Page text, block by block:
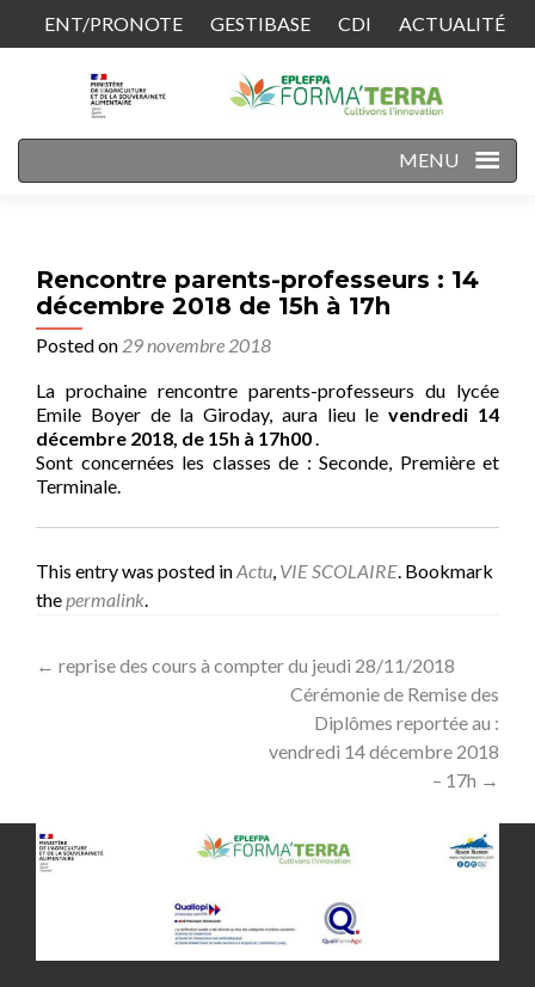
ENT/PRONOTE GESTIBASE CDI ACTUALITÉ
MENU
Rencontre parents-professeurs : 14
décembre 2018 de 15h à 17h
Posted on 29 novembre 2018
La prochaine rencontre parents-professeurs du lycée
Emile Boyer de la Giroday, aura lieu levendredi 14
décembre 2018, de 15h à 17h00.
Sont concernées les classes de : Seconde, Première et
Terminale.
This entry was posted inActu, VIE SCOLAIRE. Bookmark
thepermalink.
Post
← reprise des cours à compter du jeudi 28/11/2018
Cérémonie de Remise des
Diplômes reportée au :
vendredi 14 décembre 2018
– 17h →